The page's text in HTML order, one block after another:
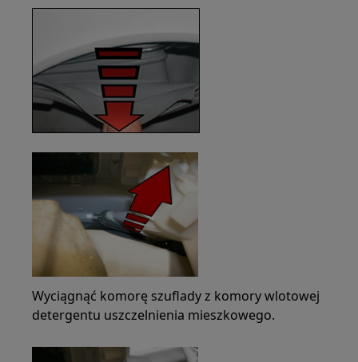
Wyciągnąć komorę szuflady z komory wlotowej
detergentu uszczelnienia mieszkowego.